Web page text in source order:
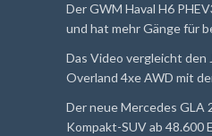
Der GWM Haval H6
und hat mehr Gänge für
Das Video vergleicht den
Overland 4xe AWD mit
Der neue Mercedes GLA
Kompakt-SUV ab 48.600